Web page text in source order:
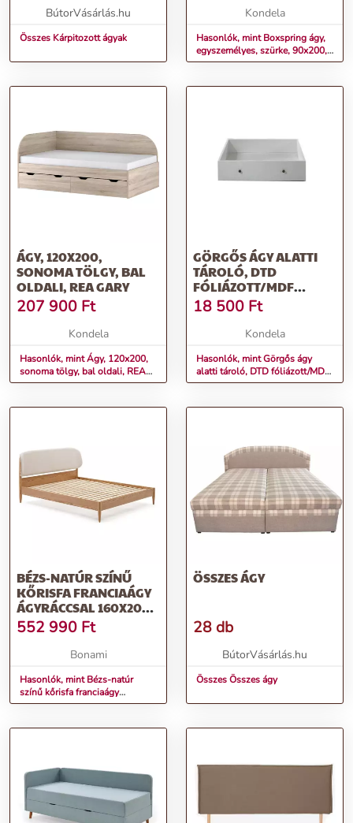
BútorVásárlás.hu
Összes Kárpitozott ágyak
Kondela
Hasonlók, mint Boxspring ágy,
egyszemélyes, szürke, 90x200,
univerzális, SUPA
ÁGY, 120X200,
SONOMA TÖLGY, BAL
OLDALI, REA GARY
207 900 Ft
Kondela
Hasonlók, mint Ágy, 120x200,
sonoma tölgy, bal oldali, REA
GARY
GÖRGŐS ÁGY ALATTI
TÁROLÓ, DTD
FÓLIÁZOTT/MDF
FESTETT, FEHÉR, PARIS
18 500 Ft
Kondela
Hasonlók, mint Görgős ágy
alatti tároló, DTD fóliázott/MDF
festett, fehér, PARIS
BÉZS-NATÚR SZÍNŰ
KŐRISFA FRANCIAÁGY
ÁGYRÁCCSAL 160X200
CM OCTAVIA – KAVE
HOME
552 990 Ft
Bonami
Hasonlók, mint Bézs-natúr
színű kőrisfa franciaágy
ágyráccsal 160x200 cm Octavia
ÖSSZES ÁGY
28 db
BútorVásárlás.hu
Összes Összes ágy